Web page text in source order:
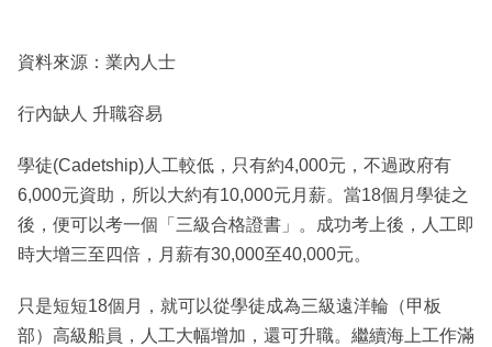
資料來源：業內人士
行內缺人 升職容易
學徒(Cadetship)人工較低，只有約4,000元，不過政府有
6,000元資助，所以大約有10,000元月薪。當18個月學徒之
後，便可以考一個「三級合格證書」。成功考上後，人工即
時大增三至四倍，月薪有30,000至40,000元。
只是短短18個月，就可以從學徒成為三級遠洋輪（甲板
部）高級船員，人工大幅增加，還可升職。繼續海上工作滿